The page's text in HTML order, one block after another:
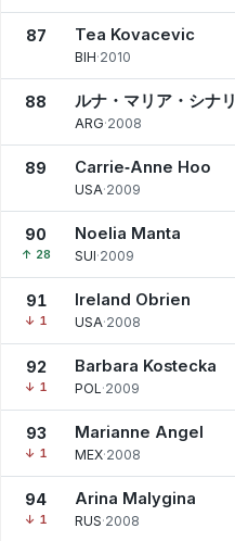
87 Tea Kovacevic
BIH·2010
88 ルナ・マリア・シナリ
ARG·2008
89 Carrie‑Anne Hoo
USA·2009
90
↑ 28
Noelia Manta
SUI·2009
91
↓ 1
Ireland Obrien
USA·2008
92
↓ 1
Barbara Kostecka
POL·2009
93
↓ 1
Marianne Angel
MEX·2008
94
↓ 1
Arina Malygina
RUS·2008